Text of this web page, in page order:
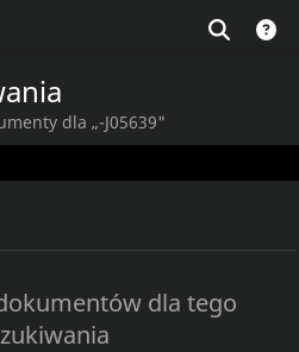
dla „-J05639"
dla tego